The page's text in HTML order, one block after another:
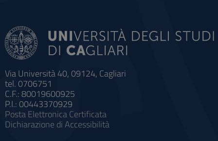
Via Università 40, 09124, Cagliari
tel. 0706751
C.F.: 80019600925
P.I.: 00443370929
Posta Elettronica Certificata
Dichiarazione di Accessibilità